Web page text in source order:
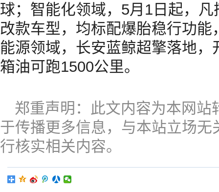
球；智能化领域，5月1日起，
改款车型，均标配爆胎稳行功
能源领域，长安蓝鲸超擎落地
箱油可跑1500公里。
郑重声明：此文内容为本网
于传播更多信息，与本站立场
行核实相关内容。